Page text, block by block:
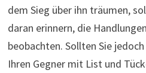
dem Sieg über ihn träumen,
daran erinnern, die
beobachten. Sollten Sie
Ihren Gegner mit List und